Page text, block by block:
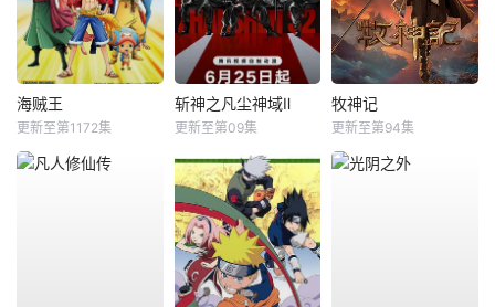
海贼王
更新至第1172集
斩神之凡尘神域Ⅱ
更新至第09集
牧神记
更新至第94集